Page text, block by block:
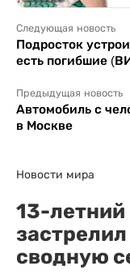
Следующая новость
Подросток
есть погибшие
Предыдущая новость
Автомобиль с
в Москве
Новости мира
13-летний
сводную